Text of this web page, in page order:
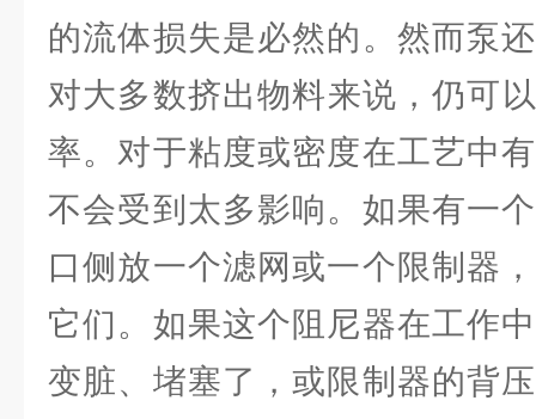
的流体损失是必然的。然而泵
对大多数挤出物料来说，仍可
率。对于粘度或密度在工艺中
不会受到太多影响。如果有一
口侧放一个滤网或一个限制器
它们。如果这个阻尼器在工作
变脏、堵塞了，或限制器的背